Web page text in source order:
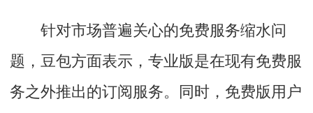
针对市场普遍关心的免费服务缩水问
题，豆包方面表示，专业版是在现有免费服
务之外推出的订阅服务。同时，免费版用户